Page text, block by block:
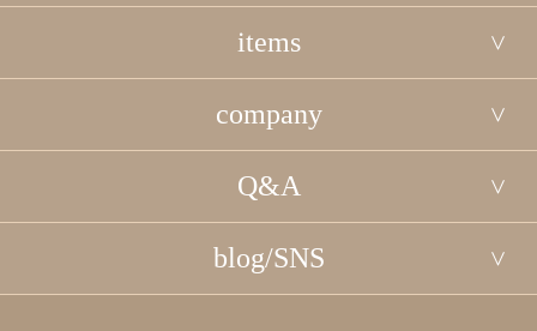
items
company
Q&A
blog/SNS